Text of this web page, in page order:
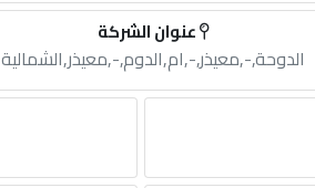
عنوان الشركة
الدوحة,-,معيذر,-,ام,الدوم,-,معيذر,الشمالية